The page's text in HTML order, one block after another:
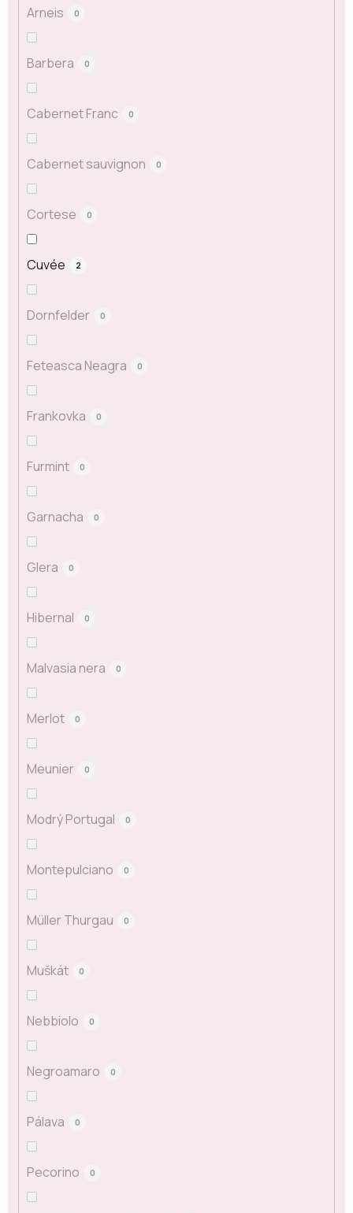
Arneis 0
Barbera 0
Cabernet Franc 0
Cabernet sauvignon 0
Cortese 0
Cuvée 2
Dornfelder 0
Feteasca Neagra 0
Frankovka 0
Furmint 0
Garnacha 0
Glera 0
Hibernal 0
Malvasia nera 0
Merlot 0
Meunier 0
Modrý Portugal 0
Montepulciano 0
Müller Thurgau 0
Muškát 0
Nebbiolo 0
Negroamaro 0
Pálava 0
Pecorino 0